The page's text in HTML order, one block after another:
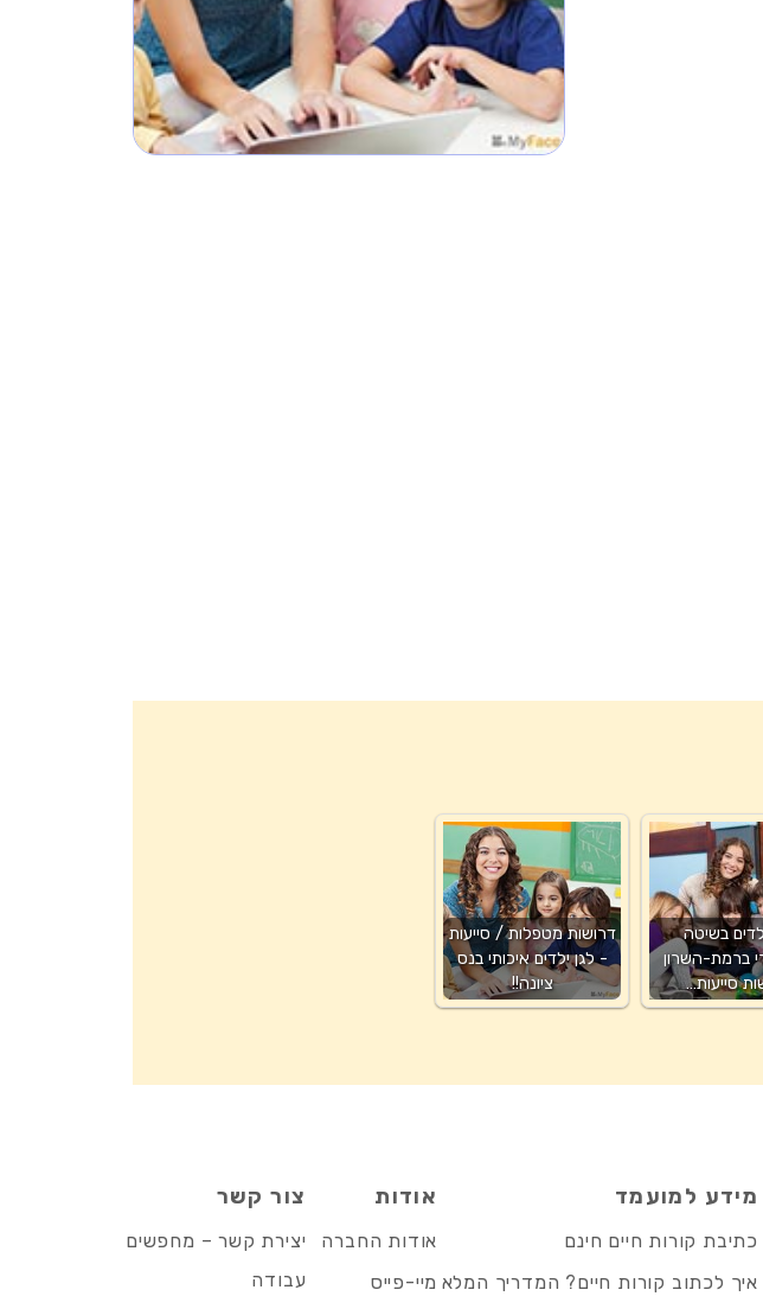
דרושות מטפלות / סייעות
- לגן ילדים איכותי בנס
ציונה!!
בשיטה
ברמת-השרון
סייעות…
מידע למועמד
כתיבת קורות חיים חינם
איך לכתוב קורות חיים? המדריך המלא
אודות
אודות החברה
מיי-פייס
צור קשר
יצירת קשר – מחפשים
עבודה